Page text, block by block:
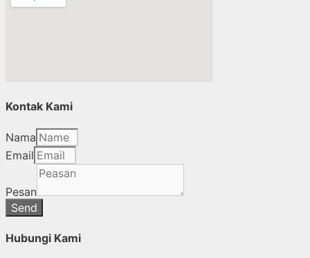
Kontak Kami
Nama
Email
Pesan
Send
Hubungi Kami